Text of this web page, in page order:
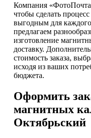
Компания
чтобы сделать
выгодным для
предлагаем
изготовление
доставку.
стоимость заказа,
исходя из ваших
бюджета.
Оформить
магнитных
Октябрьский